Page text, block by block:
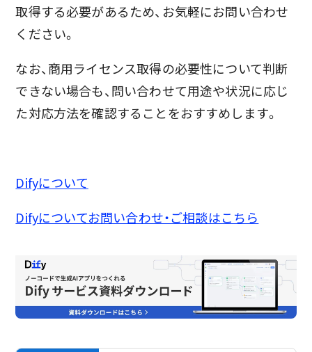
取得する必要があるため、お気軽にお問い合わせ
ください。
なお、商用ライセンス取得の必要性について判断
できない場合も、問い合わせて用途や状況に応じ
た対応方法を確認することをおすすめします。
Difyについて
Difyについてお問い合わせ・ご相談はこちら